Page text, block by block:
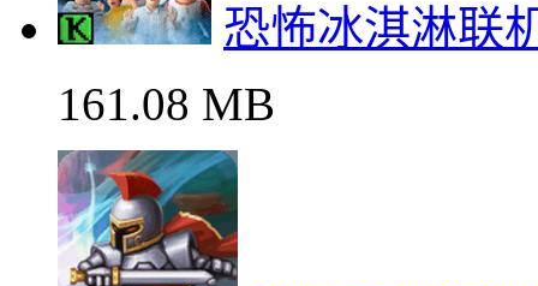
恐怖冰淇淋联
161.08 MB